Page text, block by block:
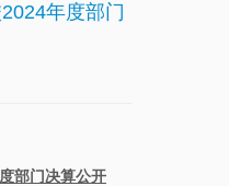
年度部门
部门决算公开